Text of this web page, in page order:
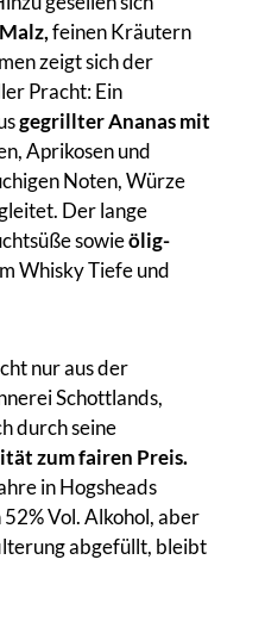
feinen Kräutern
zeigt sich der
Pracht: Ein
gegrillter Ananas mit
Aprikosen und
Noten, Würze
Der lange
sowieölig-
Whisky Tiefe und
nur aus der
Schottlands,
durch seine
zum fairen Preis.
in Hogsheads
Vol. Alkohol, aber
abgefüllt, bleibt